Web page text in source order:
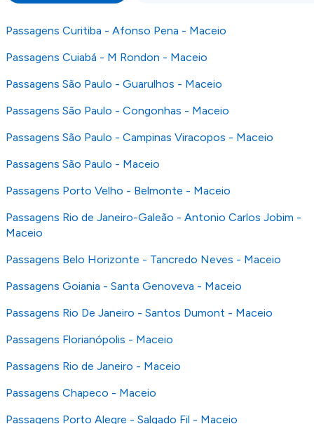
as condições no website do parceiro antes de
fazer uma reserva. Para mais detalhes verifique
os nossosTermos e Condições.
Passagens Curitiba - Afonso Pena - Maceio
Passagens Cuiabá - M Rondon - Maceio
Passagens São Paulo - Guarulhos - Maceio
Passagens São Paulo - Congonhas - Maceio
Passagens São Paulo - Campinas Viracopos - Maceio
Passagens São Paulo - Maceio
Passagens Porto Velho - Belmonte - Maceio
Passagens Rio de Janeiro-Galeão - Antonio Carlos Jobim -
Maceio
Passagens Belo Horizonte - Tancredo Neves - Maceio
Passagens Goiania - Santa Genoveva - Maceio
Passagens Rio De Janeiro - Santos Dumont - Maceio
Passagens Florianópolis - Maceio
Passagens Rio de Janeiro - Maceio
Passagens Chapeco - Maceio
Passagens Porto Alegre - Salgado Fil - Maceio